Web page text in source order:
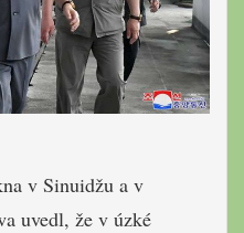
v Sinuidžu a v
uvedl, že v úzké